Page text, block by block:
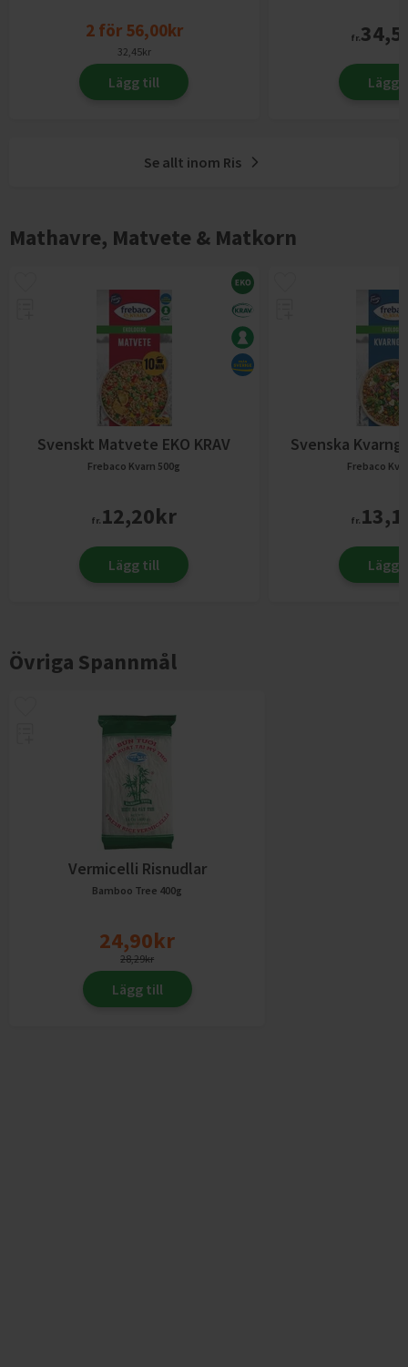
2för 56,00kr
32,45kr
Lägg till
fr.
Lägg
Se allt inom Ris
Mathavre, Matvete & Matkorn
Svenskt Matvete EKO KRAV
Frebaco Kvarn 500g
fr. 12,20kr
Lägg till
Svenska
Frebaco
fr.
Lägg
Övriga Spannmål
Vermicelli Risnudlar
Bamboo Tree 400g
24,90kr
28,29kr
Lägg till